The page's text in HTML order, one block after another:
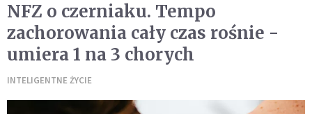
NFZ o czerniaku. Tempo
zachorowania cały czas rośnie -
umiera 1 na 3 chorych
INTELIGENTNE ŻYCIE